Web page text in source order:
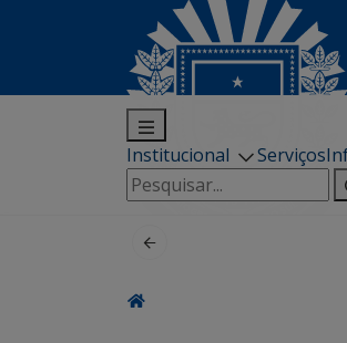
Institucional Serviços
Pesquisar
por: